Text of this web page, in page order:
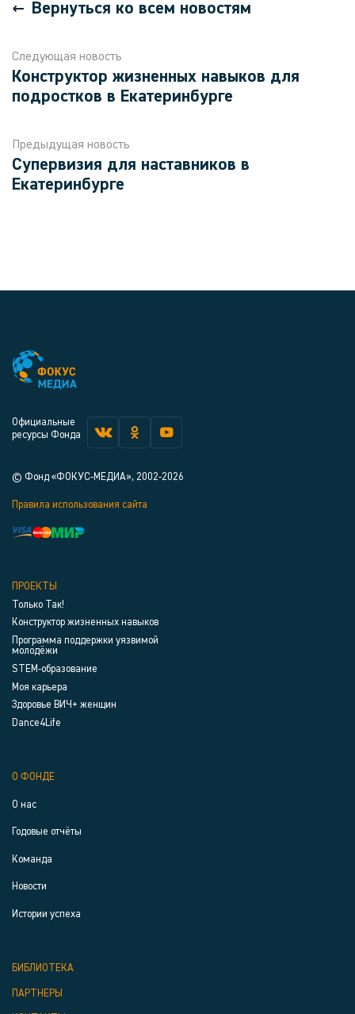
Вернуться ко всем новостям
Следующая новость
Конструктор жизненных навыков для
подростков в Екатеринбурге
Предыдущая новость
Супервизия для наставников в
Екатеринбурге
Официальные
ресурсы Фонда
© Фонд «ФОКУС-МЕДИА», 2002-2026
Правила использования сайта
ПРОЕКТЫ
Только Так!
Конструктор жизненных навыков
Программа поддержки уязвимой
молодёжи
STEM-образование
Моя карьера
Здоровье ВИЧ+ женщин
Dance4Life
О ФОНДЕ
О нас
Годовые отчёты
Команда
Новости
Истории успеха
БИБЛИОТЕКА
ПАРТНЕРЫ